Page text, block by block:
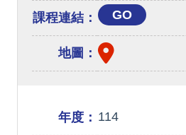
課程連結： GO
地圖：
年度： 114